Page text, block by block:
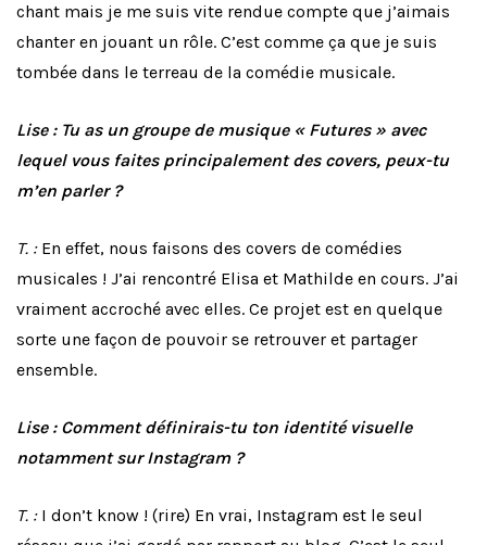
chant mais je me suis vite rendue compte que j’aimais
chanter en jouant un rôle. C’est comme ça que je suis
tombée dans le terreau de la comédie musicale.
Lise : Tu as un groupe de musique « Futures » avec
lequel vous faites principalement des covers, peux-tu
m’en parler ?
T. :En effet, nous faisons des covers de comédies
musicales ! J’ai rencontré Elisa et Mathilde en cours. J’ai
vraiment accroché avec elles. Ce projet est en quelque
sorte une façon de pouvoir se retrouver et partager
ensemble.
Lise : Comment définirais-tu ton identité visuelle
notamment sur Instagram ?
T. :I don’t know ! (rire) En vrai, Instagram est le seul